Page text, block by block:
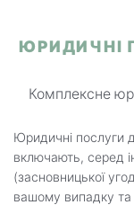
ЮРИДИЧНІ
Комплексне
Юридичні послуги
включають, серед
(засновницької
вашому випадку